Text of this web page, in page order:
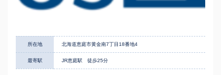
所在地 北海道恵庭市黄金南7丁目18番地4
最寄駅 JR恵庭駅 徒歩25分